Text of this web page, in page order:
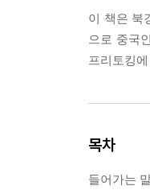
이 책은 북
으로 중국
프리토킹
목차
들어가는